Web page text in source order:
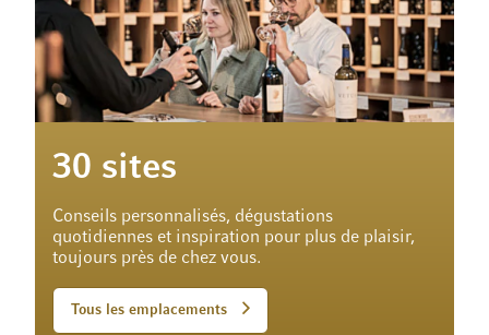
30 sites
Conseils personnalisés, dégustations
quotidiennes et inspiration pour plus de plaisir,
toujours près de chez vous.
Tous les emplacements